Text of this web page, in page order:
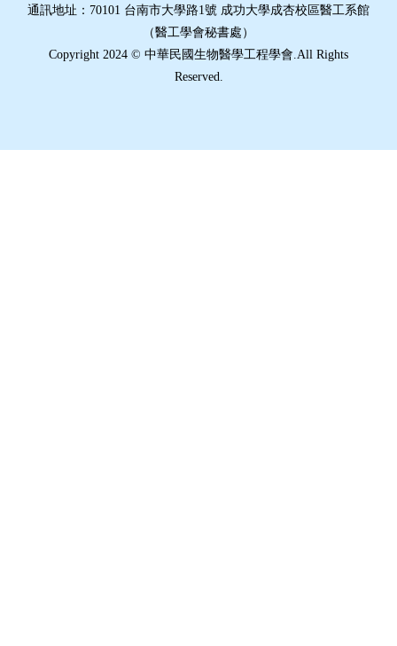
通訊地址：70101 台南市大學路1號 成功大學成杏校區醫工系館
（醫工學會秘書處）
Copyright 2024 © 中華民國生物醫學工程學會.All Rights
Reserved.